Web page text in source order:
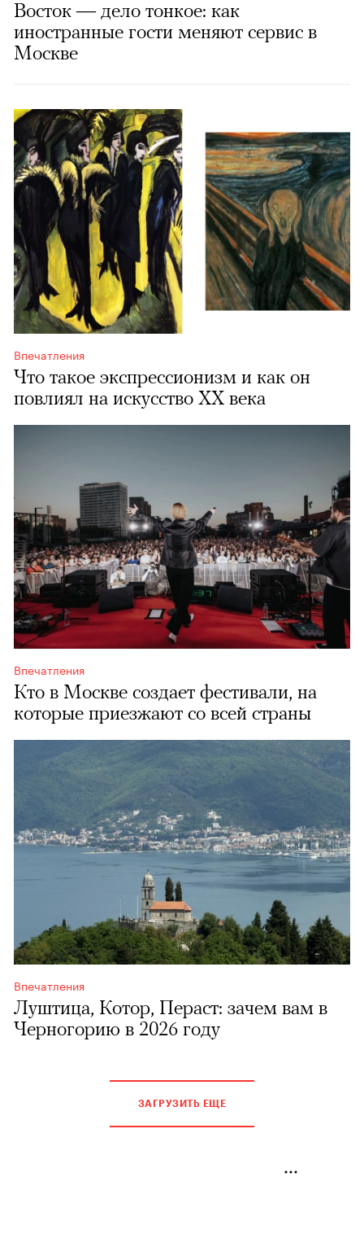
Восток — дело тонкое: как
иностранные гости меняют сервис в
Москве
Впечатления
Что такое экспрессионизм и как он
повлиял на искусство XX века
Впечатления
Кто в Москве создает фестивали, на
которые приезжают со всей страны
Впечатления
Луштица, Котор, Пераст: зачем вам в
Черногорию в 2026 году
ЗАГРУЗИТЬ ЕЩЕ